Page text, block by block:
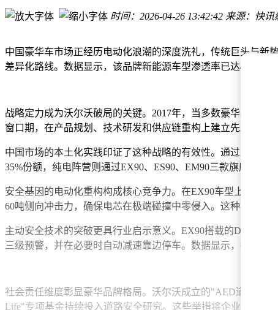
Nextorage NX-F2AE UHS-II SD卡明日发售 1TB售价169980日元
卫星影像分辨率怎么选？一文读懂全梯度适配场景与主流卫星
时间：2026-04-26 13:42:42 来源：快讯
中国豪华车市场正经历电动化浪潮的深度洗礼，传统巨头与新
差异化路线。数据显示，该品牌新能源车型渗透率已达43%，
战略定力成为沃尔沃破局的关键。2017年，当多数豪华品牌
窗口期，在产品规划、技术研发和供应链重构上建立先发优势
中国市场的本土化实践印证了这种战略的有效性。通过上海研
35%份额，纯电阵营则通过EX90、ES90、EM90三款旗舰完
安全基因的电动化重构构成核心竞争力。在EX90车型上，行
60吨侧向冲击力，确保电芯在极端碰撞中零侵入。这种将关键
主动安全技术的突破更具行业启示意义。EX90搭载的DUS双
三级预警，并在必要时自动减速靠边停车。数据显示，疲劳驾
社会责任维度彰显豪华品牌格局。沃尔沃成立的"AED道路使
Life"专项基金持续投入道路安全研究。这些举措将企业安全理